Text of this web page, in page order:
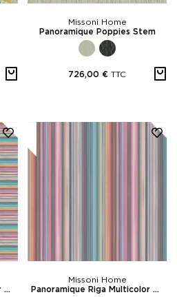
Missoni Home
Panoramique Poppies Stem
726,00 € TTC
Panoramique Riga Multicolor Horizontal
Missoni Home
Panoramique Riga Multicolor Vertical